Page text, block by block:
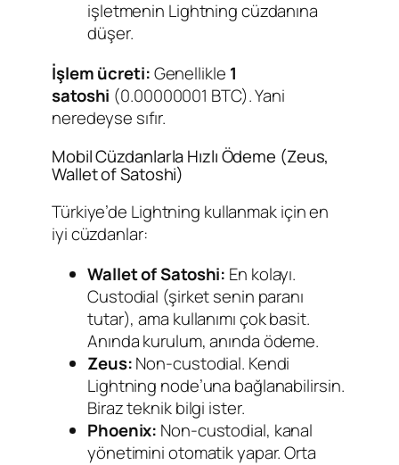
işletmenin Lightning cüzdanına
düşer.
İşlem ücreti:Genellikle 1
satoshi (0.00000001 BTC). Yani
neredeyse sıfır.
Mobil Cüzdanlarla Hızlı Ödeme (Zeus,
Wallet of Satoshi)
Türkiye’de Lightning kullanmak için en
iyi cüzdanlar:
Wallet of Satoshi: En kolayı.
Custodial (şirket senin paranı
tutar), ama kullanımı çok basit.
Anında kurulum, anında ödeme.
Zeus:Non-custodial. Kendi
Lightning node’una bağlanabilirsin.
Biraz teknik bilgi ister.
Phoenix: Non-custodial, kanal
yönetimini otomatik yapar. Orta